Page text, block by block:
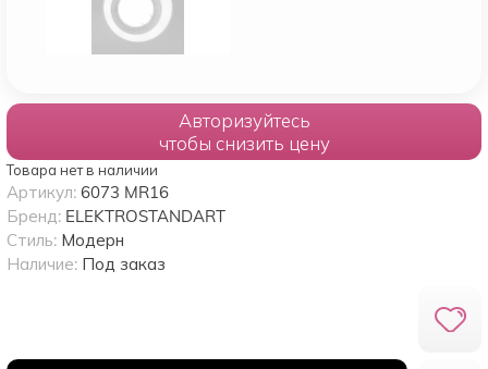
Авторизуйтесь
чтобы снизить цену
Товара нет в наличии
Артикул: 6073 MR16
Бренд: ELEKTROSTANDART
Стиль: Модерн
Наличие: Под заказ